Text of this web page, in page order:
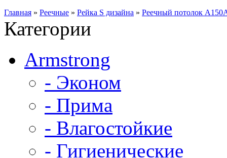
Главная » Реечные » Рейка S дизайна » Реечный потолок
Категории
Armstrong
- Эконом
- Прима
- Влагостойкие
- Гигиенические